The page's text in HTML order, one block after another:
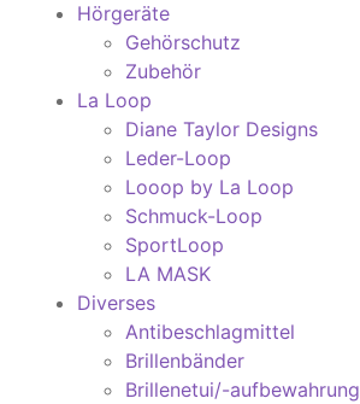
Hörgeräte
Gehörschutz
Zubehör
La Loop
Diane Taylor Designs
Leder-Loop
Looop by La Loop
Schmuck-Loop
SportLoop
LA MASK
Diverses
Antibeschlagmittel
Brillenbänder
Brillenetui/-aufbewahrung